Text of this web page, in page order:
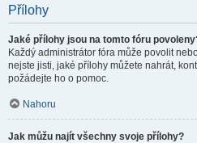
Přílohy
Jaké přílohy jsou na tomto fóru
Každý administrátor fóra může povolit
nejste jisti, jaké přílohy můžete nahrát,
požádejte ho o pomoc.
Nahoru
Jak můžu najít všechny svoje přílohy?